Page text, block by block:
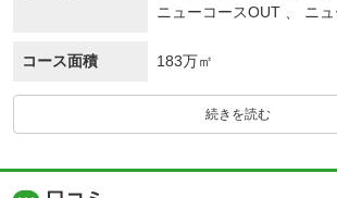
ニューコースOUT 、 ニ
コース面積 183万㎡
続きを読む